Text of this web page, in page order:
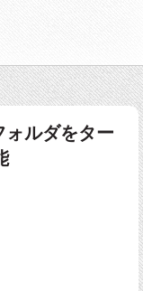
ルダをター